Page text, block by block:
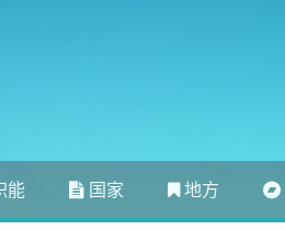
能 国家 地方